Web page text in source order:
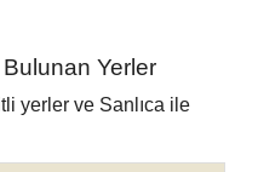
Bulunan Yerler
yerler ve Sanlıca ile